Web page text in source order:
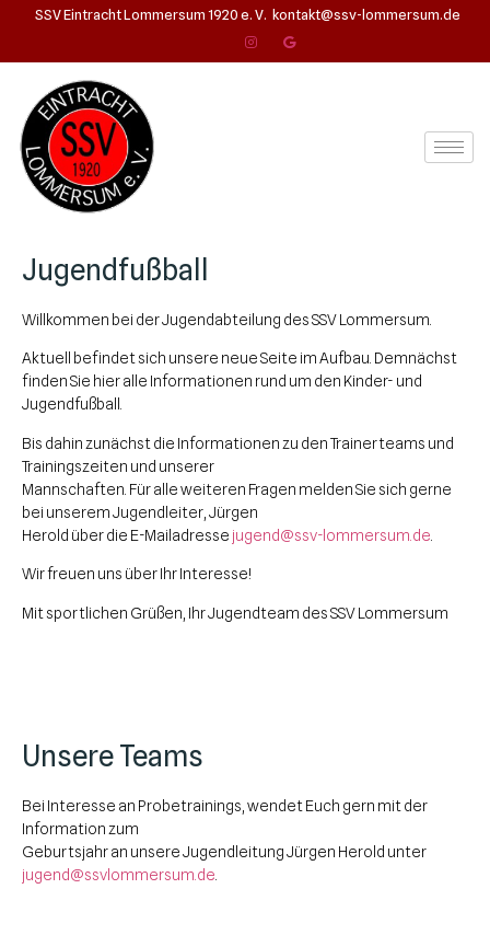
SSV Eintracht Lommersum 1920 e. V. kontakt@ssv-lommersum.de
Jugendfußball
Willkommen bei der Jugendabteilung des SSV Lommersum.
Aktuell befindet sich unsere neue Seite im Aufbau. Demnächst
finden Sie hier alle Informationen rund um den Kinder- und
Jugendfußball.
Bis dahin zunächst die Informationen zu den Trainerteams und
Trainingszeiten und unserer
Mannschaften. Für alle weiteren Fragen melden Sie sich gerne
bei unserem Jugendleiter, Jürgen
Herold über die E-Mailadresse jugend@ssv-lommersum.de
Wir freuen uns über Ihr Interesse!
Mit sportlichen Grüßen, Ihr Jugendteam des SSV Lommersum
Unsere Teams
Bei Interesse an Probetrainings, wendet Euch gern mit der
Information zum
Geburtsjahr an unsere Jugendleitung Jürgen Herold unter
jugend@ssvlommersum.de